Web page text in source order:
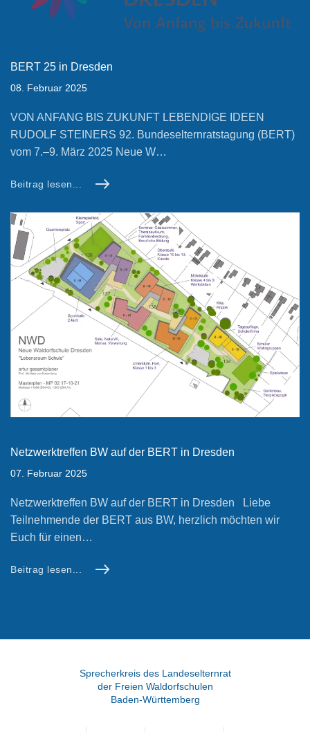
BERT 25 in Dresden
08. Februar 2025
VON ANFANG BIS ZUKUNFT LEBENDIGE IDEEN
RUDOLF STEINERS 92. Bundeselternratstagung (BERT)
vom 7.–9. März 2025 Neue W…
Beitrag lesen...
Netzwerktreffen BW auf der BERT in Dresden
07. Februar 2025
Netzwerktreffen BW auf der BERT in Dresden Liebe
Teilnehmende der BERT aus BW, herzlich möchten wir
Euch für einen…
Beitrag lesen...
Sprecherkreis des Landeselternrat
der Freien Waldorfschulen
Baden-Württemberg